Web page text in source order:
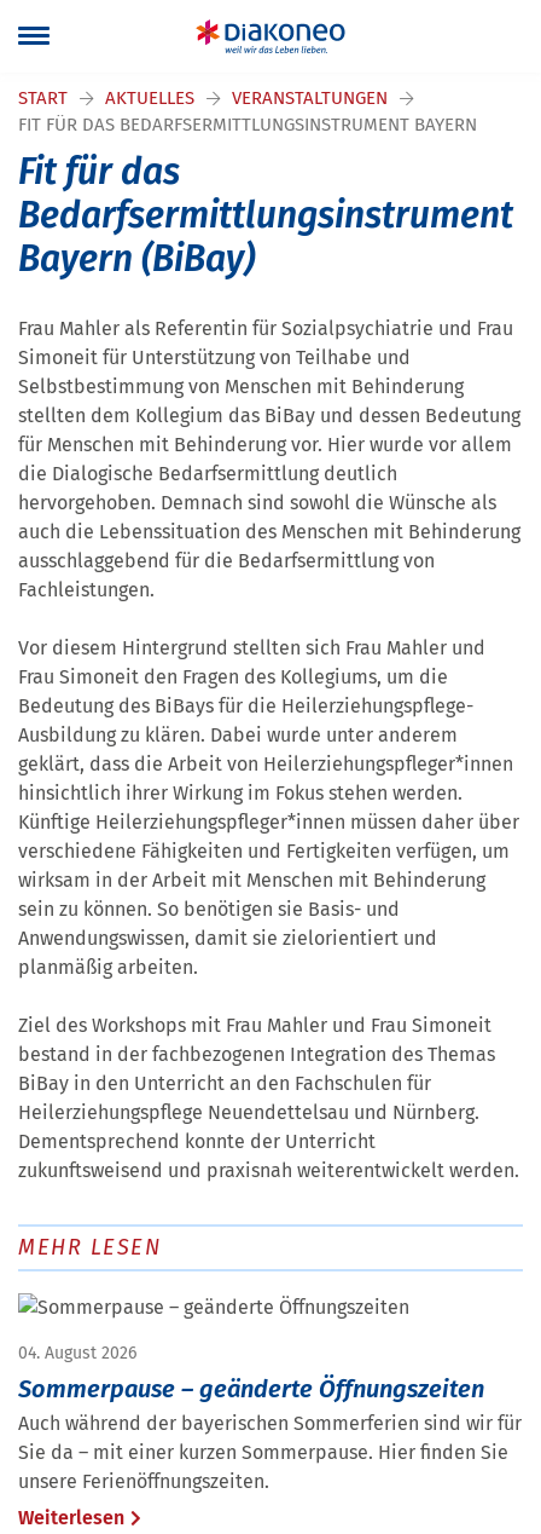
START AKTUELLES
VERANSTALTUNGEN
FIT FÜR DAS BEDARFSERMITTLUNGSINSTRUMENT BAYERN
Fit für das
Bedarfsermittlungsinstrument
Bayern (BiBay)
Frau Mahler als Referentin für Sozialpsychiatrie und Frau
Simoneit für Unterstützung von Teilhabe und
Selbstbestimmung von Menschen mit Behinderung
stellten dem Kollegium das BiBay und dessen Bedeutung
für Menschen mit Behinderung vor. Hier wurde vor allem
die Dialogische Bedarfsermittlung deutlich
hervorgehoben. Demnach sind sowohl die Wünsche als
auch die Lebenssituation des Menschen mit Behinderung
ausschlaggebend für die Bedarfsermittlung von
Fachleistungen.
Vor diesem Hintergrund stellten sich Frau Mahler und
Frau Simoneit den Fragen des Kollegiums, um die
Bedeutung des BiBays für die Heilerziehungspflege-
Ausbildung zu klären. Dabei wurde unter anderem
geklärt, dass die Arbeit von Heilerziehungspfleger*innen
hinsichtlich ihrer Wirkung im Fokus stehen werden.
Künftige Heilerziehungspfleger*innen müssen daher über
verschiedene Fähigkeiten und Fertigkeiten verfügen, um
wirksam in der Arbeit mit Menschen mit Behinderung
sein zu können. So benötigen sie Basis- und
Anwendungswissen, damit sie zielorientiert und
planmäßig arbeiten.
Ziel des Workshops mit Frau Mahler und Frau Simoneit
bestand in der fachbezogenen Integration des Themas
BiBay in den Unterricht an den Fachschulen für
Heilerziehungspflege Neuendettelsau und Nürnberg.
Dementsprechend konnte der Unterricht
zukunftsweisend und praxisnah weiterentwickelt werden.
MEHR LESEN
04. August 2026
Sommerpause – geänderte Öffnungszeiten
Auch während der bayerischen Sommerferien sind wir für
Sie da – mit einer kurzen Sommerpause. Hier finden Sie
unsere Ferienöffnungszeiten.
Weiterlesen